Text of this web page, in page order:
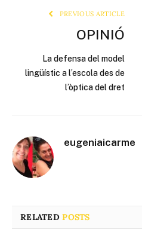
PREVIOUS ARTICLE
OPINIÓ
La defensa del model
lingüístic a l’escola des de
l’òptica del dret
eugeniaicarme
RELATEDPOSTS